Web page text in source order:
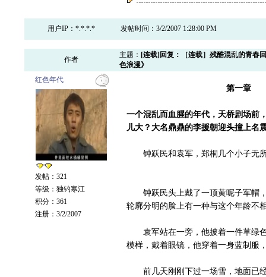
用户IP：*.*.*.* 发帖时间：3/2/2007 1:28:00 PM
作者
主题： [连载]回复：［连载］残酷混乱的青春
色浪漫》
红色年代
发帖：321
等级：独钓寒江
积分：361
注册：3/2/2007
第一章
一个混乱而血腥的年代，天桥剧场前
儿大？大名鼎鼎的李援朝迎头撞上
钟跃民和袁军，郑桐几个小子无所
钟跃民头上戴了一顶黄呢子军帽，
轮廓分明的脸上有一种与这个年龄不
袁军站在一旁，他披着一件草绿色
模样，戴着眼镜，他穿着一身蓝制服
前几天刚刚下过一场雪，地面已经